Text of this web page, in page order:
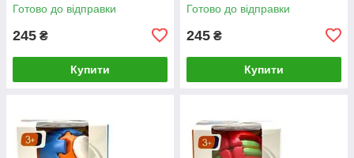
Готово до відправки
245 ₴
Купити
Готово до відправки
245 ₴
Купити